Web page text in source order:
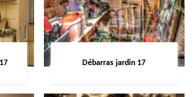
Débarras jardin 17